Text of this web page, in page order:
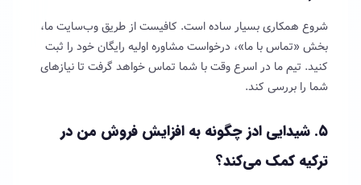
شروع همکاری بسیار ساده است. کافیست از طریق وب‌سایت ما،
بخش «تماس با ما»، درخواست مشاوره اولیه رایگان خود را ثبت
کنید. تیم ما در اسرع وقت با شما تماس خواهد گرفت تا نیازهای
شما را بررسی کند.
۵. شیدایی ادز چگونه به افزایش فروش من در
ترکیه کمک می‌کند؟